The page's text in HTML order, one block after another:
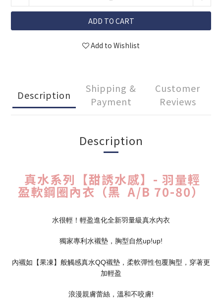
ADD TO CART
Add to Wishlist
Description
Shipping &
Payment
Customer
Reviews
Description
真水系列【甜誘水感】- 羽量輕
盈軟鋼圈內衣（黑 A/B 70-80）
水很輕！輕盈進化全新羽量級真水內衣
獨家專利水襯墊，胸型自然up!up!
內襯如【果凍】般觸感真水QQ襯墊，柔軟彈性包覆胸型，穿著更
加輕盈
浪漫親膚蕾絲，溫和不咬膚!